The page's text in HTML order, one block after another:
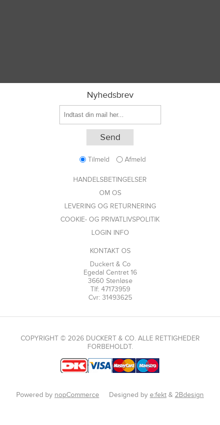
Nyhedsbrev
Tilmeld Afmeld
HANDELSBETINGELSER
OM OS
LEVERING OG RETURNERING
COOKIE- OG PRIVATLIVSPOLITIK
LOGIN INFO
KONTAKT OS
Duckert & Co
Egedal Centret 16
3660 Stenløse
Tlf: 47173959
Cvr: 31493625
COPYRIGHT © 2026 DUCKERT & CO. ALLE RETTIGHEDER
FORBEHOLDT.
Powered by nopCommerce Designed by e:fekt & 2Bdesign